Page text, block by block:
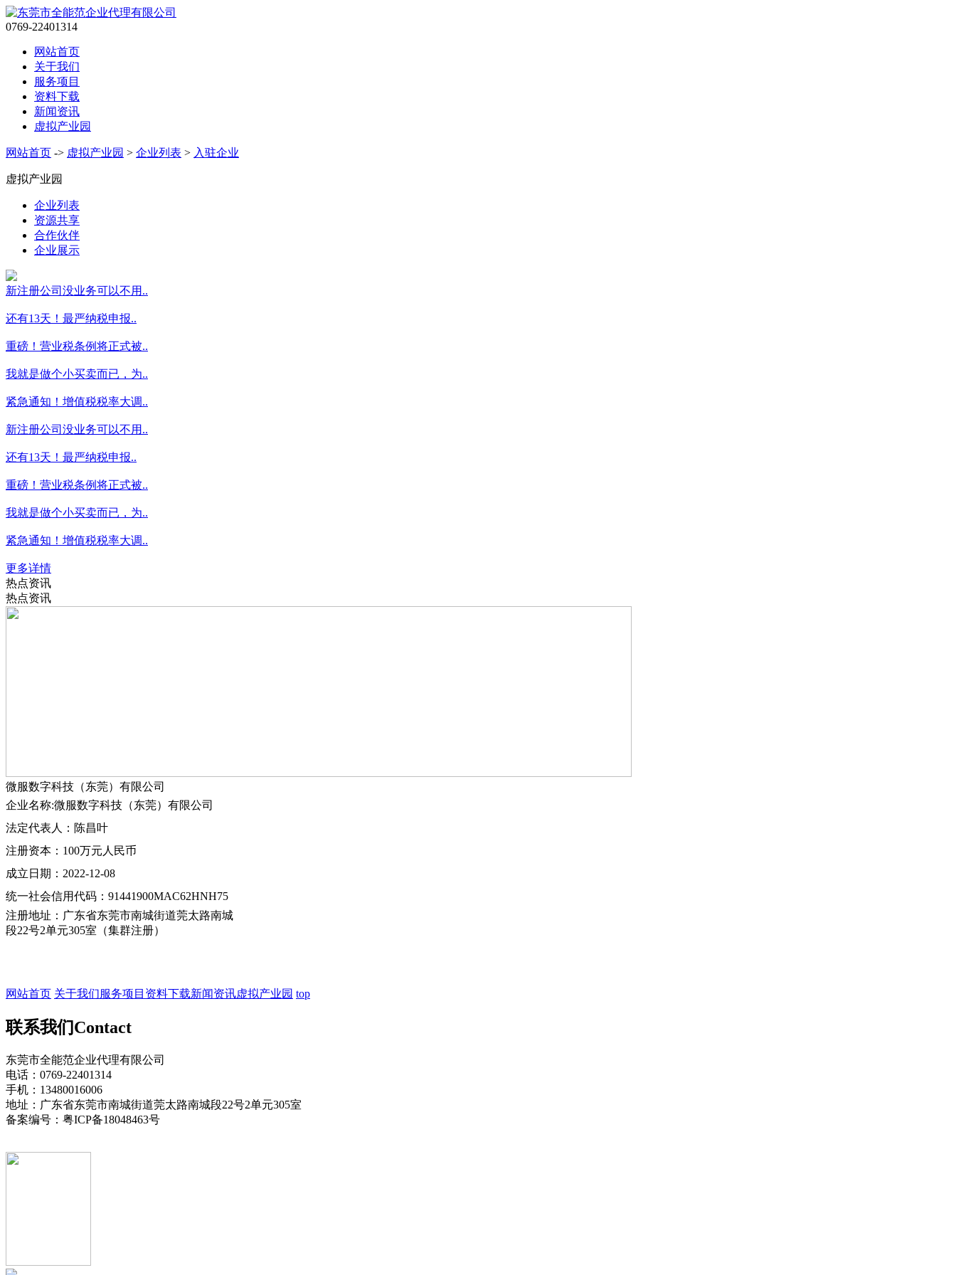
0769-22401314
网站首页
关于我们
服务项目
资料下载
新闻资讯
虚拟产业园
网站首页 -> 虚拟产业园 > 企业列表 > 入驻企业
虚拟产业园
企业列表
资源共享
合作伙伴
企业展示
新注册公司没业务可以不用..
还有13天！最严纳税申报..
重磅！营业税条例将正式被..
我就是做个小买卖而已，为..
紧急通知！增值税税率大调..
新注册公司没业务可以不用..
还有13天！最严纳税申报..
重磅！营业税条例将正式被..
我就是做个小买卖而已，为..
紧急通知！增值税税率大调..
更多详情
热点资讯
热点资讯
微服数字科技（东莞）有限公司
企业名称:微服数字科技（东莞）有限公司
法定代表人：陈昌叶
注册资本：100万元人民币
成立日期：2022-12-08
统一社会信用代码：91441900MAC62HNH75
注册地址：广东省东莞市南城街道莞太路南城
段22号2单元305室（集群注册）
网站首页 关于我们服务项目 资料下载新闻资讯虚拟产业园 top
联系我们Contact
东莞市全能范企业代理有限公司
电话：0769-22401314
手机：13480016006
地址：广东省东莞市南城街道莞太路南城段22号2单元305室
备案编号：粤ICP备18048463号